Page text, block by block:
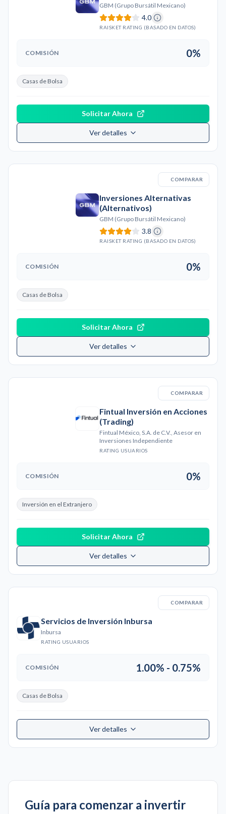
GBM (Grupo Bursátil Mexicano)
4.0
RAISKET RATING (BASADO EN DATOS)
COMISIÓN 0%
Casas de Bolsa
Solicitar Ahora
Ver detalles
COMPARAR
Inversiones Alternativas
(Alternativos)
GBM (Grupo Bursátil Mexicano)
3.8
RAISKET RATING (BASADO EN DATOS)
COMISIÓN 0%
Casas de Bolsa
Solicitar Ahora
Ver detalles
COMPARAR
Fintual Inversión en Acciones
(Trading)
Fintual México, S.A. de C.V., Asesor en
Inversiones Independiente
RATING USUARIOS
COMISIÓN 0%
Inversión en el Extranjero
Solicitar Ahora
Ver detalles
COMPARAR
Servicios de Inversión Inbursa
Inbursa
RATING USUARIOS
COMISIÓN 1.00% - 0.75%
Casas de Bolsa
Ver detalles
Guía para comenzar a invertir